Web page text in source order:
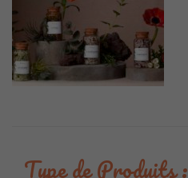
Type de Produits :